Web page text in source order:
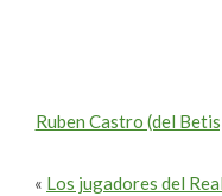
Ruben Castro (del
« Los jugadores del